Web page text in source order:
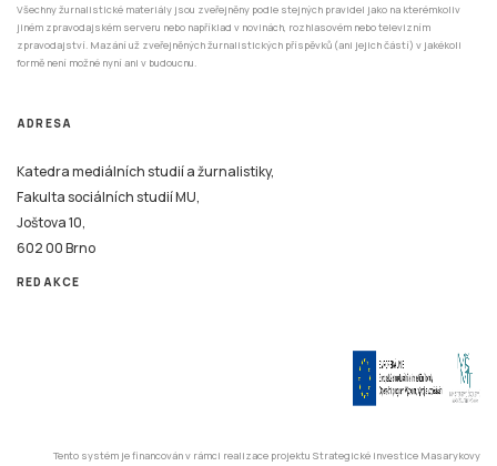
Všechny žurnalistické materiály jsou zveřejněny podle stejných pravidel jako na kterémkoliv
jiném zpravodajském serveru nebo například v novinách, rozhlasovém nebo televizním
zpravodajství. Mazání už zveřejněných žurnalistických příspěvků (ani jejich částí) v jakékoli
formě není možné nyní ani v budoucnu.
ADRESA
Katedra mediálních studií a žurnalistiky,
Fakulta sociálních studií MU,
Joštova 10,
602 00 Brno
REDAKCE
Tento systém je financován v rámci realizace projektu Strategické investice Masarykovy